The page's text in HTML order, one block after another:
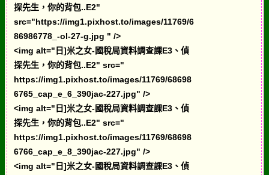
探先生，你的背包..E2"
src="https://img1.pixhost.to/images/11769/6
86986778_-ol-27-g.jpg " />
<img alt="日]米之女-國稅局資料調查課E3、偵
探先生，你的背包..E2" src="
https://img1.pixhost.to/images/11769/68698
6765_cap_e_6_390jac-227.jpg" />
<img alt="日]米之女-國稅局資料調查課E3、偵
探先生，你的背包..E2" src="
https://img1.pixhost.to/images/11769/68698
6766_cap_e_8_390jac-227.jpg" />
<img alt="日]米之女-國稅局資料調查課E3、偵